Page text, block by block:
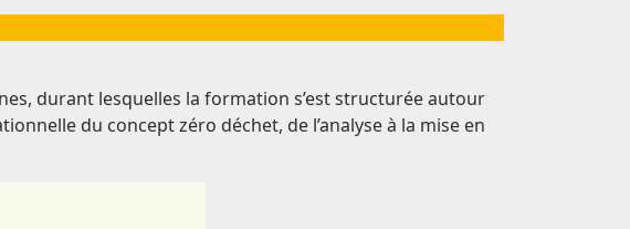
durant lesquelles la formation s’est structurée autour
du concept zéro déchet, de l’analyse à la mise en